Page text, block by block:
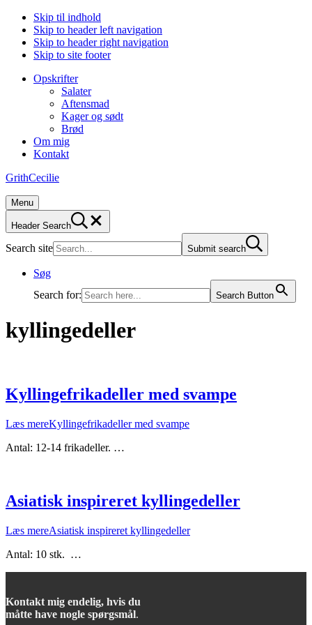
Skip til indhold
Skip to header left navigation
Skip to header right navigation
Skip to site footer
Opskrifter
Salater
Aftensmad
Kager og sødt
Brød
Om mig
Kontakt
GrithCecilie
Menu
Header Search
Search site Submit search
Søg
Search for:
Search Button
kyllingedeller
Kyllingefrikadeller med svampe
Læs mereKyllingefrikadeller med svampe
Antal: 12-14 frikadeller. …
Asiatisk inspireret kyllingedeller
Læs mereAsiatisk inspireret kyllingedeller
Antal: 10 stk. …
Kontakt mig endelig, hvis du
måtte have nogle spørgsmål.